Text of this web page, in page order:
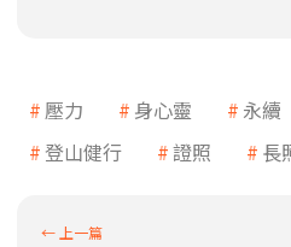
壓力 身心靈 永續
登山健行
證照 長